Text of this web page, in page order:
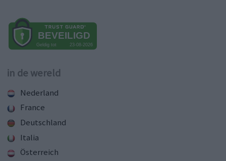
in de wereld
Nederland
France
Deutschland
Italia
Österreich